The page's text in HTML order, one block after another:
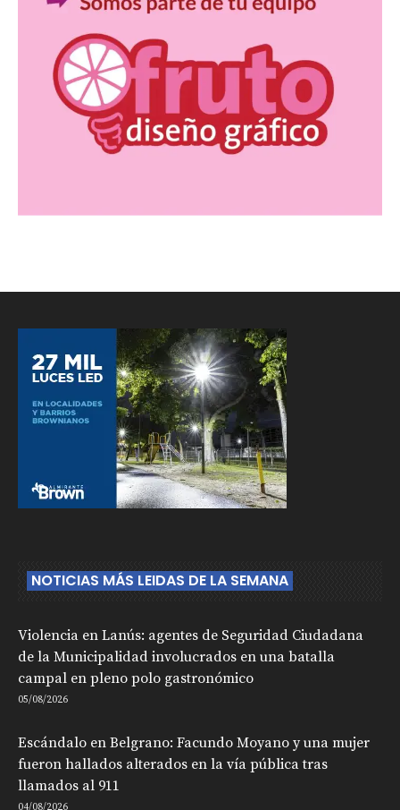
NOTICIAS MÁS LEIDAS DE LA SEMANA
Violencia en Lanús: agentes de Seguridad Ciudadana
de la Municipalidad involucrados en una batalla
campal en pleno polo gastronómico
05/08/2026
Escándalo en Belgrano: Facundo Moyano y una mujer
fueron hallados alterados en la vía pública tras
llamados al 911
04/08/2026